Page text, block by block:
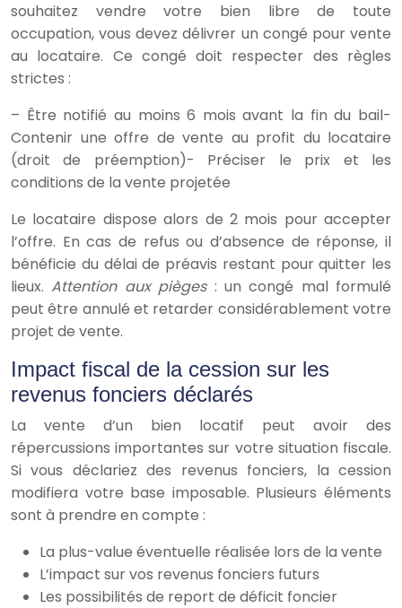
souhaitez vendre votre bien libre de toute
occupation, vous devez délivrer un congé pour vente
au locataire. Ce congé doit respecter des règles
strictes :
– Être notifié au moins 6 mois avant la fin du bail-
Contenir une offre de vente au profit du locataire
(droit de préemption)- Préciser le prix et les
conditions de la vente projetée
Le locataire dispose alors de 2 mois pour accepter
l’offre. En cas de refus ou d’absence de réponse, il
bénéficie du délai de préavis restant pour quitter les
lieux.Attention aux pièges : un congé mal formulé
peut être annulé et retarder considérablement votre
projet de vente.
Impact fiscal de la cession sur les
revenus fonciers déclarés
La vente d’un bien locatif peut avoir des
répercussions importantes sur votre situation fiscale.
Si vous déclariez des revenus fonciers, la cession
modifiera votre base imposable. Plusieurs éléments
sont à prendre en compte :
La plus-value éventuelle réalisée lors de la vente
L’impact sur vos revenus fonciers futurs
Les possibilités de report de déficit foncier